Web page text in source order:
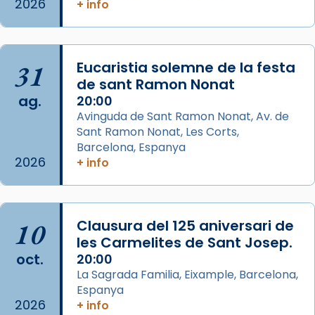
2 weeks ago
comitè organitzador de la visita apostòlica
del Sant Pare Lleó XIV a Barcelona, i als
col·laboradors, a la Catedral de Barcelona.
L’arquebisbe de Barcelona, el cardenal Joan
Josep Omella, ha presidit la missa i l’ha
concelebrat el bisbe auxiliar de Barcelona,
Mons. David Abadías.
📸 Dr. G. Simón
Photo
View on Facebook Share
Arquebisbat de Barcelona
2 weeks ago
2026
+ info
31
ag.
2026
Eucaristia solemne de la festa
de sant Ramon Nonat
20:00
Avinguda de Sant Ramon Nonat, Av. de
Sant Ramon Nonat, Les Corts,
Barcelona, Espanya
+ info
10
oct.
2026
Clausura del 125 aniversari de
les Carmelites de Sant Josep.
20:00
La Sagrada Familia, Eixample, Barcelona,
Espanya
+ info